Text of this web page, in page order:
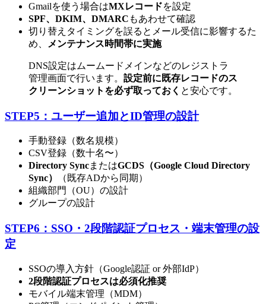
Gmailを使う場合はMXレコードを設定
SPF、DKIM、DMARC もあわせて確認
切り替えタイミングを誤るとメール受信に影響するた
め、
メンテナンス時間帯に実施
DNS設定はムームードメインなどのレジストラ
管理画面で行います。 設定前に既存レコードのス
クリーンショットを必ず取っておく と安心です。
STEP5：ユーザー追加とID管理の設計
手動登録（数名規模）
CSV登録（数十名〜）
Directory SyncまたはGCDS（Google Cloud Directory
Sync）
（既存ADから同期）
組織部門（OU）の設計
グループの設計
STEP6：SSO・2段階認証プロセス・端末管理の設
定
SSOの導入方針（Google認証 or 外部IdP）
2段階認証プロセスは必須化推奨
モバイル端末管理（MDM）